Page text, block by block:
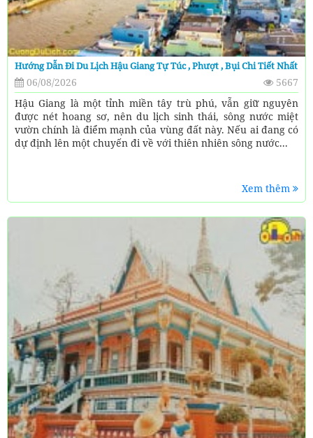
Hướng Dẫn Đi Du Lịch Hậu Giang Tự Túc , Phượt , Bụi Chi Tiết Nhất
06/08/2026
5667
Hậu Giang là một tỉnh miền tây trù phú, vẫn giữ nguyên
được nét hoang sơ, nên du lịch sinh thái, sông nước miệt
vườn chính là điểm mạnh của vùng đất này. Nếu ai đang có
dự định lên một chuyến đi về với thiên nhiên sông nước...
Xem thêm